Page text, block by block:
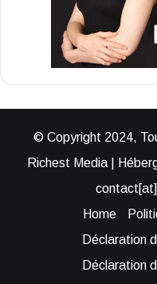
© Copyright 2024,
Richest Media |
Home
Déclaration
Déclaration